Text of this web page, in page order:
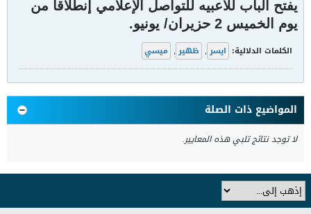
يفتح الباب للاعبيه للتواصل الإعلامي إنطلاقاً من
يوم الخميس 2 حزيران/ يونيو.
الكلمات الدلالية: ايسر , ظهير , ميسي
المواضيع ذات الصلة
لا توجد نتائج تلبي هذه المعايير.